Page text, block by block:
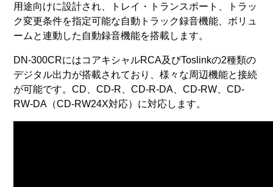
用途向けに設計され、トレイ・トランスポート、トラッ
ク変更条件を指定可能な自動トラック録音機能、ボリュ
ームと連動した自動録音機能を搭載します。
DN-300CRにはコアキシャルRCA及びToslinkの2種類の
デジタル出力が搭載されており、様々な周辺機能と接続
が可能です。CD、CD-R、CD-R-DA、CD-RW、CD-
RW-DA（CD-RW24X対応）に対応します。